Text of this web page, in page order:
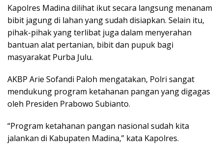
Kapolres Madina dilihat ikut secara langsung menanam
bibit jagung di lahan yang sudah disiapkan. Selain itu,
pihak-pihak yang terlibat juga dalam menyerahan
bantuan alat pertanian, bibit dan pupuk bagi
masyarakat Purba Julu.
AKBP Arie Sofandi Paloh mengatakan, Polri sangat
mendukung program ketahanan pangan yang digagas
oleh Presiden Prabowo Subianto.
“Program ketahanan pangan nasional sudah kita
jalankan di Kabupaten Madina,” kata Kapolres.